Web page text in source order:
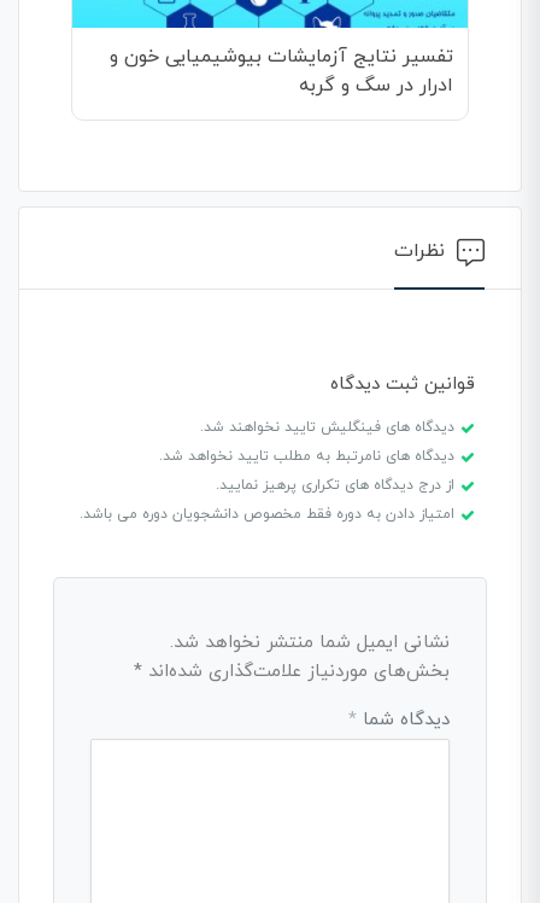
تفسیر نتایج آزمایشات بیوشیمیایی خون و
ادرار در سگ و گربه
نظرات
قوانین ثبت دیدگاه
دیدگاه های فینگلیش تایید نخواهند شد.
دیدگاه های نامرتبط به مطلب تایید نخواهد شد.
از درج دیدگاه های تکراری پرهیز نمایید.
امتیاز دادن به دوره فقط مخصوص دانشجویان دوره می باشد.
نشانی ایمیل شما منتشر نخواهد شد.
بخش‌های موردنیاز علامت‌گذاری شده‌اند *
دیدگاه شما *